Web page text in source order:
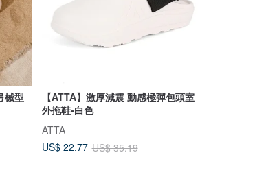
械型
【ATTA】激厚減震 動感極彈包頭室
外拖鞋-白色
ATTA
US$ 22.77 US$ 35.19